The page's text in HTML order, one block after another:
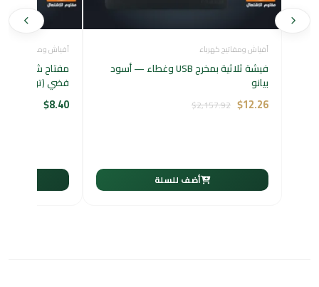
أفياش ومفاتيح كهرباء
فيشة ثلاثية بمخرج USB وغطاء — أسود
بيانو
$2,157.92 $12.26
أضف للسلة
أفياش ومفاتيح كهرباء
فضي (توفل)
$8.40